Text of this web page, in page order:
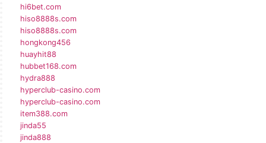
hi6bet.com
hiso8888s.com
hiso8888s.com
hongkong456
huayhit88
hubbet168.com
hydra888
hyperclub-casino.com
hyperclub-casino.com
item388.com
jinda55
jinda888